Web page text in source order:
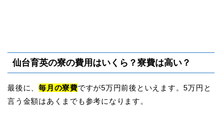
仙台育英の寮の費用はいくら？寮費は高い？
最後に、毎月の寮費ですが5万円前後といえます。5万円と
言う金額はあくまでも参考になります。